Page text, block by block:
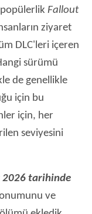
Fallout
ziyaret
DLC'leri içeren
sürümü
de genellikle
için bu
için, her
seviyesini
2026 tarihinde
ve